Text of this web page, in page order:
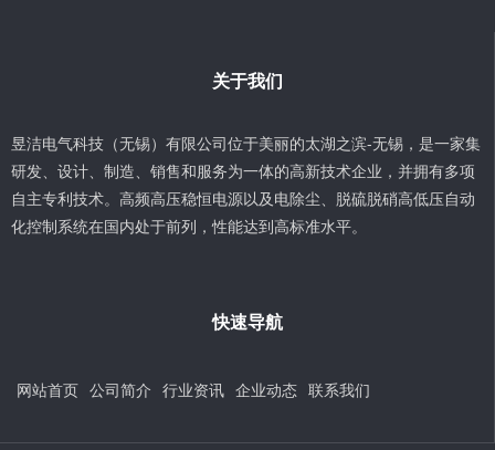
关于我们
昱洁电气科技（无锡）有限公司位于美丽的太湖之滨-无锡，是一家集
研发、设计、制造、销售和服务为一体的高新技术企业，并拥有多项
自主专利技术。高频高压稳恒电源以及电除尘、脱硫脱硝高低压自动
化控制系统在国内处于前列，性能达到高标准水平。
快速导航
网站首页 公司简介 行业资讯 企业动态 联系我们